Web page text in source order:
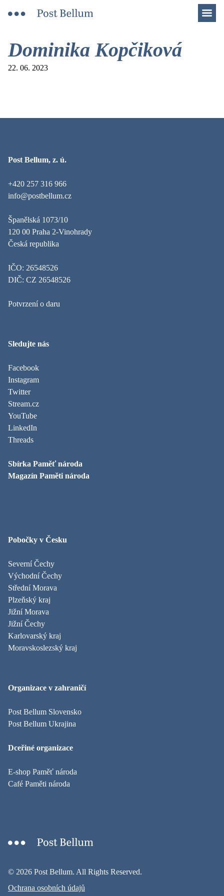
Dominika Kopčiková
22. 06. 2023
Post Bellum, z. ú.
+420 257 316 966
info@postbellum.cz
Španělská 1073/10
120 00 Praha 2-Vinohrady
Česká republika
IČO: 26548526
DIČ: CZ 26548526
Potvrzení o daru
Sledujte nás
Facebook
Instagram
Twitter
Stream.cz
YouTube
LinkedIn
Threads
Sbírka Paměť národa
Magazín Paměti národa
Pobočky v Česku
Severní Čechy
Východní Čechy
Střední Morava
Plzeňský kraj
Jižní Morava
Jižní Čechy
Karlovarský kraj
Moravskoslezský kraj
Organizace v zahraničí
Post Bellum Slovensko
Post Bellum Ukrajina
Dceřiné organizace
E-shop Paměť národa
Café Paměti národa
© 2026 Post Bellum. All Rights Reserved.
Ochrana osobních údajů